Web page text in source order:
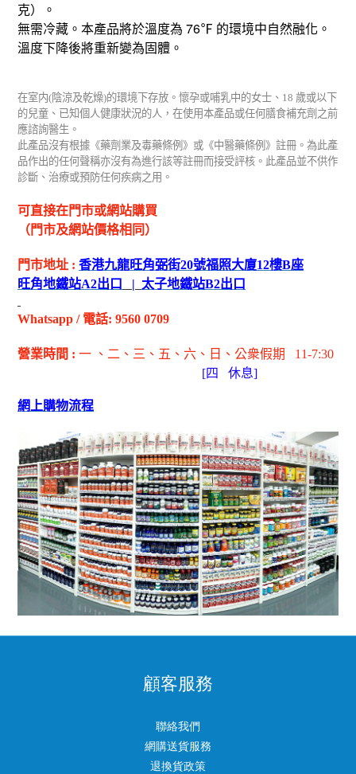
克）。
無需冷藏。本產品將於溫度為 76℉ 的環境中自然融化。
溫度下降後將重新變為固體。
在室内(陰涼及乾燥)的環境下存放。懷孕或哺乳中的女士、 18 歲或以下
的兒童、已知個人健康狀況的人，在使用本產品或任何膳食補充劑之前
應諮詢醫生。
此產品沒有根據《藥劑業及毒藥條例》或《中醫藥條例》註冊。為此產
品作出的任何聲稱亦沒有為進行該等註冊而接受評核。此產品並不供作
診斷、治療或預防任何疾病之用。
可直接在門市或網站購買
（門市及網站價格相同）
門市地址 : 香港九龍旺角弼街20號福照大廈12樓B座
旺角地鐵站A2出 口 | 太子地鐵站B2出 口
Whatsapp / 電話: 9560 0709
營業時間 : 一 、二、三、五 、六 、日 、公衆假期
11-7:30
[四 休息]
網上購物流程
顧客服務
聯絡我們
網購送貨服務
退換貨政策